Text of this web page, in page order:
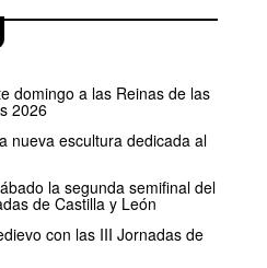
domingo a las Reinas de las
2026
nueva escultura dedicada al
la segunda semifinal del
de Castilla y León
con las III Jornadas de